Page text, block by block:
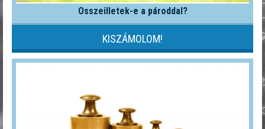
Összeilletek-e a pároddal?
KISZÁMOLOM!